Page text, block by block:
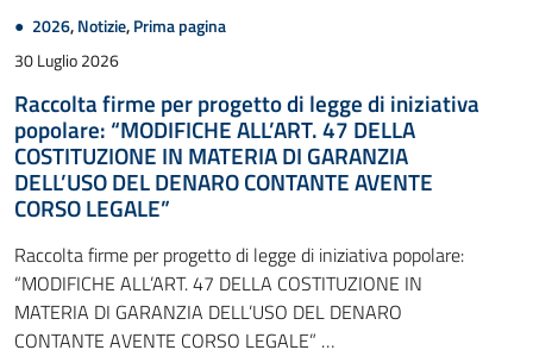
2026,Notizie,Prima pagina
30 Luglio 2026
Raccolta firme per progetto di legge di iniziativa
popolare: “MODIFICHE ALL’ART. 47 DELLA
COSTITUZIONE IN MATERIA DI GARANZIA
DELL’USO DEL DENARO CONTANTE AVENTE
CORSO LEGALE”
Raccolta firme per progetto di legge di iniziativa popolare:
“MODIFICHE ALL’ART. 47 DELLA COSTITUZIONE IN
MATERIA DI GARANZIA DELL’USO DEL DENARO
CONTANTE AVENTE CORSO LEGALE” …